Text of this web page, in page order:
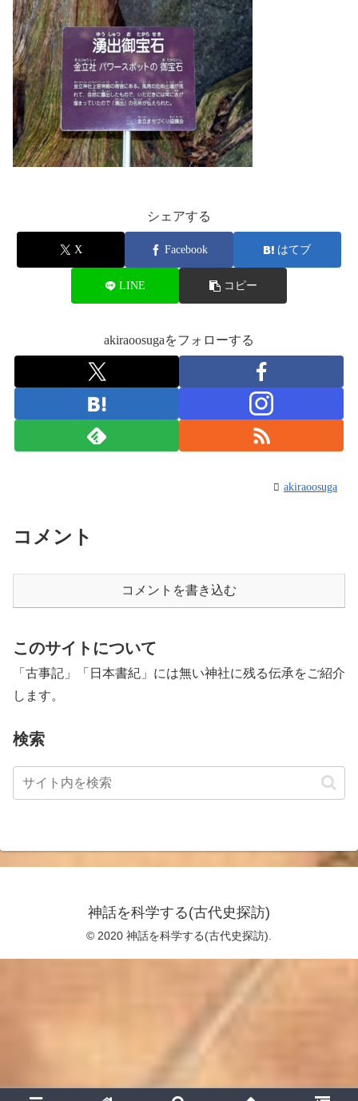
シェアする
X Facebook はてブ
LINE コピー
akiraoosugaをフォローする
akiraoosuga
コメント
コメントを書き込む
このサイトについて
「古事記」「日本書紀」には無い神社に残る伝承をご紹介
します。
検索
神話を科学する(古代史探訪)
© 2020 神話を科学する(古代史探訪).